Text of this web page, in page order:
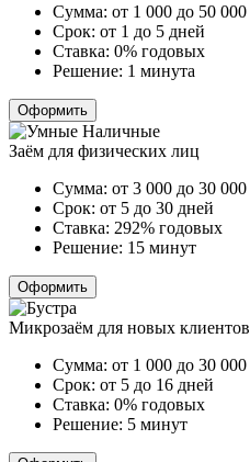
Сумма: от 1 000 до 50 000
Срок: от 1 до 5 дней
Ставка: 0% годовых
Решение: 1 минута
Оформить
Заём для физических лиц
Сумма: от 3 000 до 30 000
Срок: от 5 до 30 дней
Ставка: 292% годовых
Решение: 15 минут
Оформить
Микрозаём для новых клиентов
Сумма: от 1 000 до 30 000
Срок: от 5 до 16 дней
Ставка: 0% годовых
Решение: 5 минут